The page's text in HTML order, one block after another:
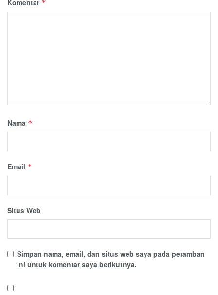
Komentar *
Nama *
Email *
Situs Web
Simpan nama, email, dan situs web saya pada peramban
ini untuk komentar saya berikutnya.